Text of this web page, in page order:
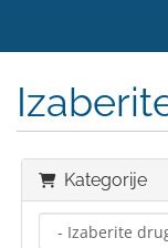
Kategorije